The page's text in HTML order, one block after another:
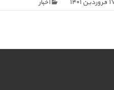
۱۴۰۱ اخبار